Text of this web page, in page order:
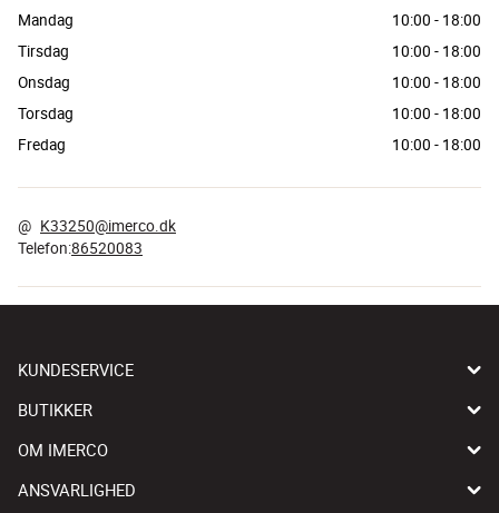
Mandag
10:00 - 18:00
Tirsdag
10:00 - 18:00
Onsdag
10:00 - 18:00
Torsdag
10:00 - 18:00
Fredag
10:00 - 18:00
@ K33250@imerco.dk
Telefon:86520083
KUNDESERVICE
BUTIKKER
OM IMERCO
ANSVARLIGHED